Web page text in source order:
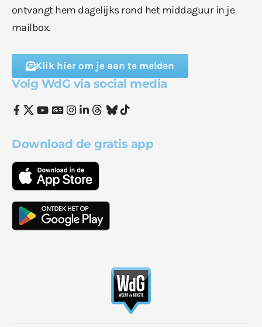
ontvangt hem dagelijks rond het middaguur in je
mailbox.
Klik hier om je aan te melden
Volg WdG via social media
Download de gratis app